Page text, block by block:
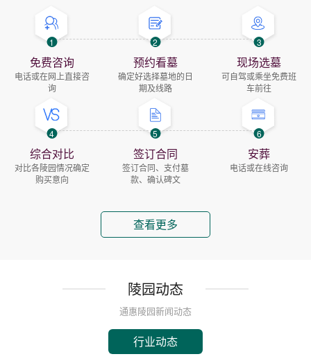
1
免费咨询
电话或在网上直接咨
询
2
预约看墓
确定好选择墓地的日
期及线路
3
现场选墓
可自驾或乘坐免费班
车前往
4
综合对比
对比各陵园情况确定
购买意向
5
签订合同
签订合同、支付墓
款、确认碑文
6
安葬
电话或在线咨询
查看更多
陵园动态
通惠陵园新闻动态
行业动态